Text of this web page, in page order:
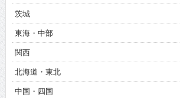
茨城
東海・中部
関西
北海道・東北
中国・四国